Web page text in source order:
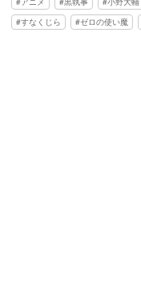
すなくじら
ゼロの使い魔